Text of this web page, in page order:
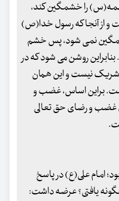
را خشمگین کند،
و از آنجا که رسول خدا(ص)
نمی شود، پس خشم
روشن می شود که در
نیست و این همان
براین اساس، غضب و
غضب و رضای حق تعالی
امام علی(ع) در پاسخ
یافتی؟ عرضه داشت: